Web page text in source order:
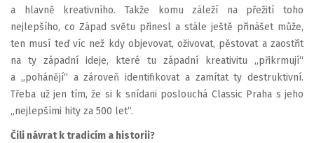
a hlavně kreativního. Takže komu záleží na přežití toho
nejlepšího, co Západ světu přinesl a stále ještě přinášet může,
ten musí teď víc než kdy objevovat, oživovat, pěstovat a zaostřit
na ty západní ideje, které tu západní kreativitu „přikrmují“
a „pohánějí“ a zároveň identifikovat a zamítat ty destruktivní.
Třeba už jen tím, že si k snídani poslouchá Classic Praha s jeho
„nejlepšími hity za 500 let“.
Čili návrat k tradicím a historii?